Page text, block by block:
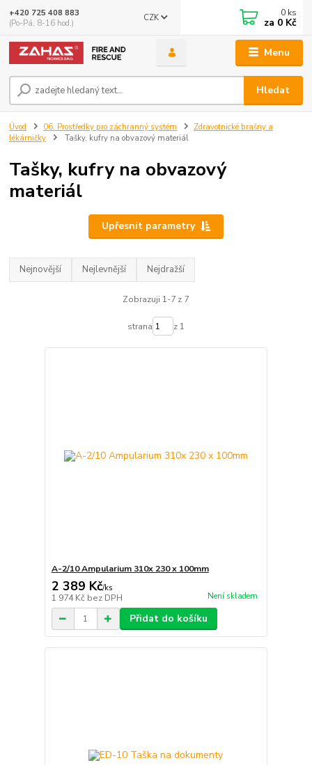
Menu
CZK
Hledat
+420 725 408 883
(Po-Pá, 8-16 hod.)
0 ks
za 0 Kč
Úvod 06. Prostředky pro záchranný systém
Zdravotnické brašny a
lékárničky
Tašky, kufry na obvazový materiál
Tašky, kufry na obvazový
materiál
Upřesnit parametry
Nejnovější Nejlevnější Nejdražší
Zobrazuji 1-7 z 7
strana z 1
A-2/10 Ampularium 310x 230 x 100mm
2 389 Kč/ks
1 974 Kč bez DPH Není skladem
Přidat do košíku